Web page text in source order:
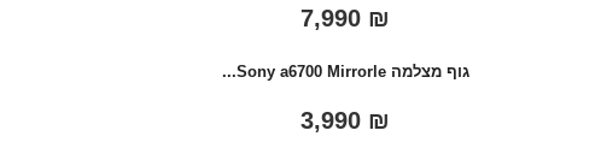
₪
גוף מצלמה Sony a6700 Mirrorle...
₪